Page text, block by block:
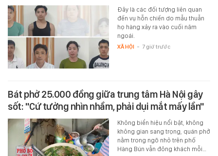
Đây là các đối tượng liên quan
đến vụ hỗn chiến do mẫu thuẫn
họ hàng xảy ra vào cuối năm
ngoái.
XÃ HỘI - 7 giờ trước
Bát phở 25.000 đồng giữa trung tâm Hà Nội gây
sốt: "Cứ tưởng nhìn nhầm, phải dụi mắt mấy lần"
Không biển hiệu nổi bật, không
không gian sang trọng, quán phở
nằm trong ngõ nhỏ trên phố
Hàng Bún vẫn đông khách mỗi…